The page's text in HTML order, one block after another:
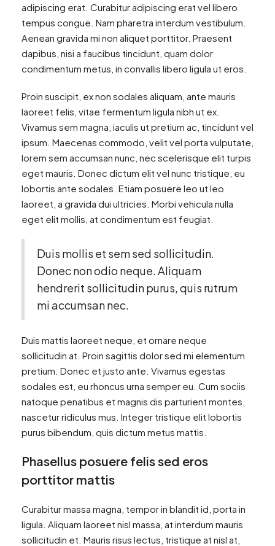
adipiscing erat. Curabitur adipiscing erat vel libero
tempus congue. Nam pharetra interdum vestibulum.
Aenean gravida mi non aliquet porttitor. Praesent
dapibus, nisi a faucibus tincidunt, quam dolor
condimentum metus, in convallis libero ligula ut eros.
Proin suscipit, ex non sodales aliquam, ante mauris
laoreet felis, vitae fermentum ligula nibh ut ex.
Vivamus sem magna, iaculis ut pretium ac, tincidunt vel
ipsum. Maecenas commodo, velit vel porta vulputate,
lorem sem accumsan nunc, nec scelerisque elit turpis
eget mauris. Donec dictum elit vel nunc tristique, eu
lobortis ante sodales. Etiam posuere leo ut leo
laoreet, a gravida dui ultricies. Morbi vehicula nulla
eget elit mollis, at condimentum est feugiat.
Duis mollis et sem sed sollicitudin.
Donec non odio neque. Aliquam
hendrerit sollicitudin purus, quis rutrum
mi accumsan nec.
Duis mattis laoreet neque, et ornare neque
sollicitudin at. Proin sagittis dolor sed mi elementum
pretium. Donec et justo ante. Vivamus egestas
sodales est, eu rhoncus urna semper eu. Cum sociis
natoque penatibus et magnis dis parturient montes,
nascetur ridiculus mus. Integer tristique elit lobortis
purus bibendum, quis dictum metus mattis.
Phasellus posuere felis sed eros
porttitor mattis
Curabitur massa magna, tempor in blandit id, porta in
ligula. Aliquam laoreet nisl massa, at interdum mauris
sollicitudin et. Mauris risus lectus, tristique at nisl at,